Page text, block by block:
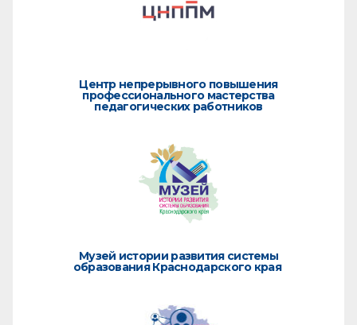
Центр непрерывного повышения
профессионального мастерства
педагогических работников
Музей истории развития системы
образования Краснодарского края